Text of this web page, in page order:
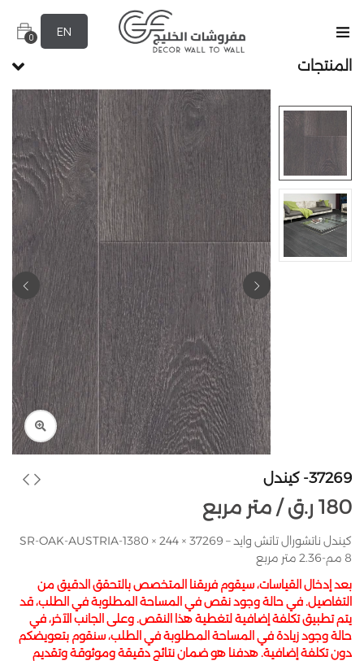
EN
0
المنتجات
37269- كيندل
متر مربع / 180 ر.ق
كيندل ناتشورال تاتش وايد – 37269 SR-OAK-AUSTRIA-1380 × 244 ×
8 مم-2.36 متر مربع
بعد إدخال القياسات، سيقوم فريقنا المتخصص بالتحقق الدقيق من
التفاصيل. في حالة وجود نقص في المساحة المطلوبة في الطلب، قد
يتم تطبيق تكلفة إضافية لتغطية هذا النقص. وعلى الجانب الآخر، في
حالة وجود زيادة في المساحة المطلوبة في الطلب، سنقوم بتعويضكم
دون تكلفة إضافية. هدفنا هو ضمان نتائج دقيقة وموثوقة وتقديم